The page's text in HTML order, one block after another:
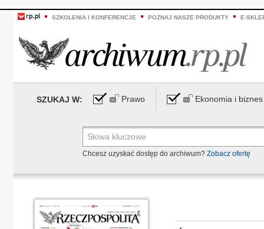
SZKOLENIA I KONFERENCJE POZNAJ NASZE PRODUKTY E-
SZUKAJ W: Prawo Ekonomia i biznes
Chcesz uzyskać dostęp do archiwum? Zobacz ofertę